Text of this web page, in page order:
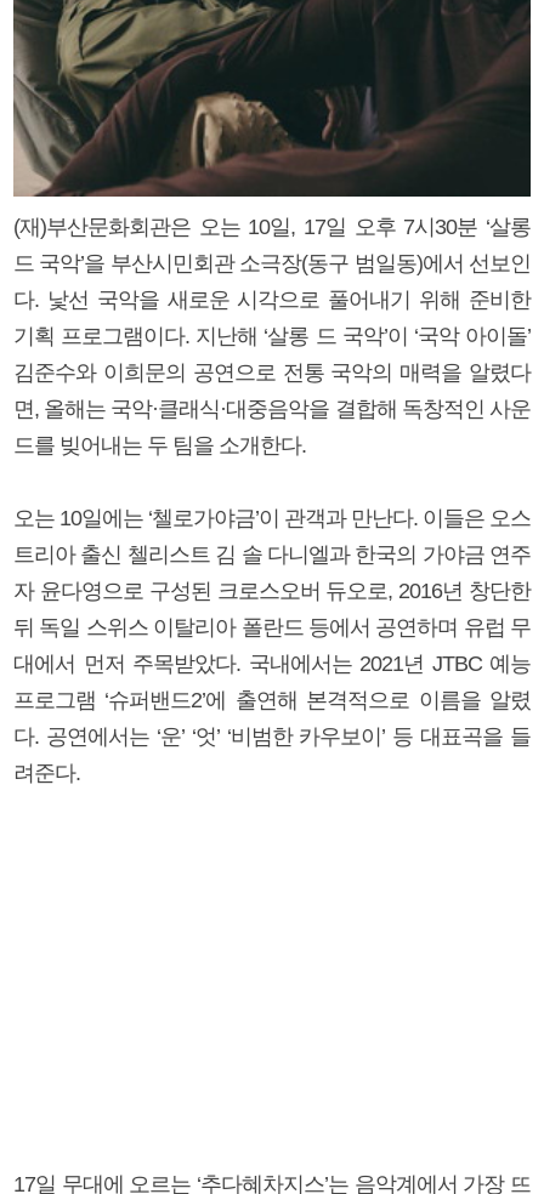
(재)부산문화회관은 오는 10일, 17일 오후 7시30분 ‘살롱
드 국악’을 부산시민회관 소극장(동구 범일동)에서 선보인
다. 낯선 국악을 새로운 시각으로 풀어내기 위해 준비한
기획 프로그램이다. 지난해 ‘살롱 드 국악’이 ‘국악 아이돌’
김준수와 이희문의 공연으로 전통 국악의 매력을 알렸다
면, 올해는 국악·클래식·대중음악을 결합해 독창적인 사운
드를 빚어내는 두 팀을 소개한다.
오는 10일에는 ‘첼로가야금’이 관객과 만난다. 이들은 오스
트리아 출신 첼리스트 김 솔 다니엘과 한국의 가야금 연주
자 윤다영으로 구성된 크로스오버 듀오로, 2016년 창단한
뒤 독일 스위스 이탈리아 폴란드 등에서 공연하며 유럽 무
대에서 먼저 주목받았다. 국내에서는 2021년 JTBC 예능
프로그램 ‘슈퍼밴드2’에 출연해 본격적으로 이름을 알렸
다. 공연에서는 ‘운’ ‘엇’ ‘비범한 카우보이’ 등 대표곡을 들
려준다.
17일 무대에 오르는 ‘추다혜차지스’는 음악계에서 가장 뜨